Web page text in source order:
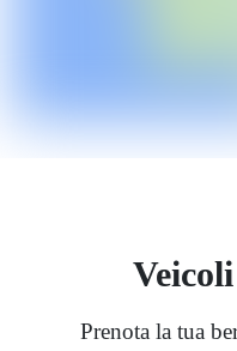
Prenota la tua